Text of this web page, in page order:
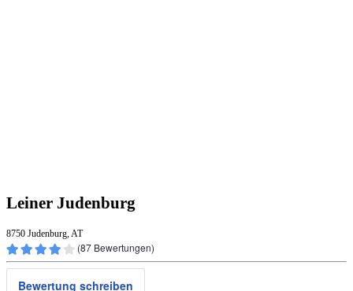
Leiner Judenburg
8750 Judenburg, AT
(87 Bewertungen)
Bewertung schreiben